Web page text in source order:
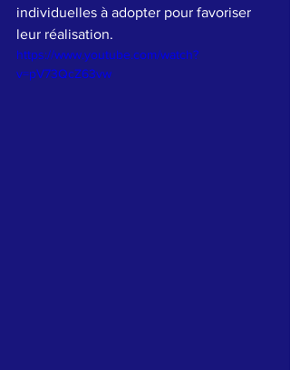
individuelles à adopter pour favoriser
leur réalisation.
https://www.youtube.com/watch?
v=pV73QcZ63vw